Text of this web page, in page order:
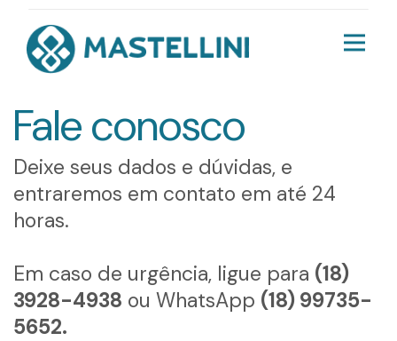
Fale conosco
Deixe seus dados e dúvidas, e
entraremos em contato em até 24
horas.
Em caso de urgência, ligue para (18)
3928-4938 ou WhatsApp (18) 99735-
5652.